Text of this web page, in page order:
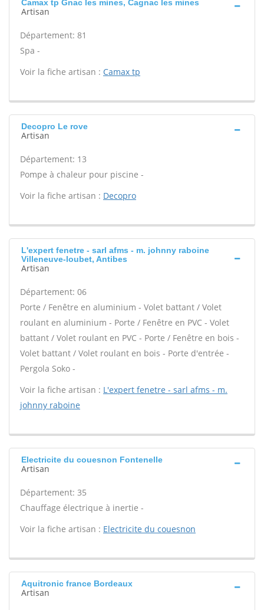
Camax tp Gnac les mines, Cagnac les mines
Artisan
Département: 81
Spa -
Voir la fiche artisan : Camax tp
Decopro Le rove
Artisan
Département: 13
Pompe à chaleur pour piscine -
Voir la fiche artisan : Decopro
L'expert fenetre - sarl afms - m. johnny raboine
Villeneuve-loubet, Antibes
Artisan
Département: 06
Porte / Fenêtre en aluminium - Volet battant / Volet
roulant en aluminium - Porte / Fenêtre en PVC - Volet
battant / Volet roulant en PVC - Porte / Fenêtre en bois -
Volet battant / Volet roulant en bois - Porte d'entrée -
Pergola Soko -
Voir la fiche artisan : L'expert fenetre - sarl afms - m.
johnny raboine
Electricite du couesnon Fontenelle
Artisan
Département: 35
Chauffage électrique à inertie -
Voir la fiche artisan : Electricite du couesnon
Aquitronic france Bordeaux
Artisan